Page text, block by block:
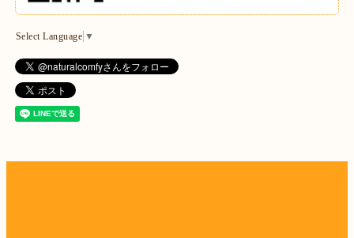
Select Language ▼